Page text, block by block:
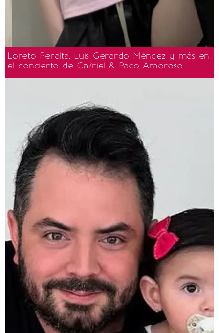
Loreto Peralta, Luis Gerardo Méndez y más en
el concierto de Ca7riel & Paco Amoroso